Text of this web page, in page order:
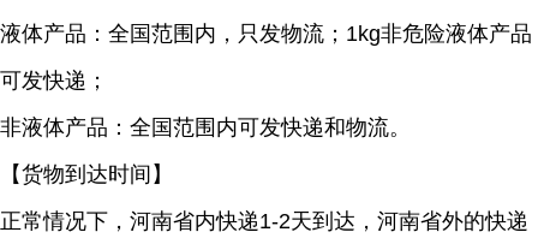
液体产品：全国范围内，只发物流；1kg非危险液体产品
可发快递；
非液体产品：全国范围内可发快递和物流。
【货物到达时间】
正常情况下，河南省内快递1-2天到达，河南省外的快递